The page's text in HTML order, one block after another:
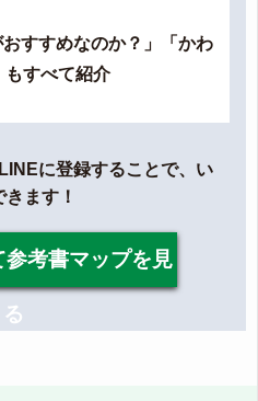
おすすめなのか？」「かわ
もすべて紹介
に登録することで、い
ます！
考書マップを見
る